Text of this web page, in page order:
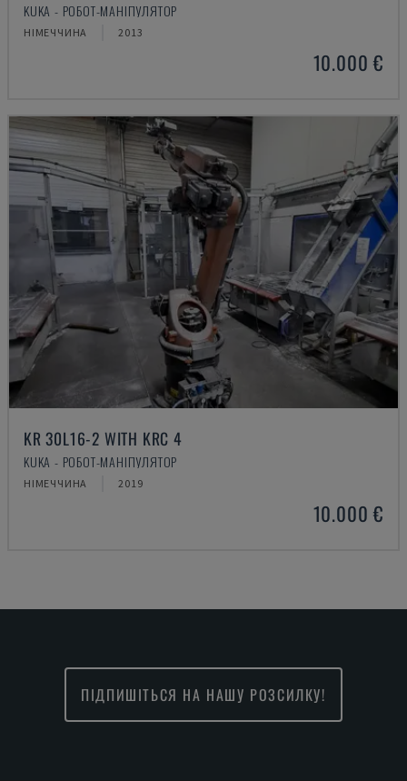
KUKA - РОБОТ-МАНІПУЛЯТОР
НІМЕЧЧИНА 2013
10.000 €
KR 30L16-2 WITH KRC 4
KUKA - РОБОТ-МАНІПУЛЯТОР
НІМЕЧЧИНА 2019
10.000 €
ПІДПИШІТЬСЯ НА НАШУ РОЗСИЛКУ!